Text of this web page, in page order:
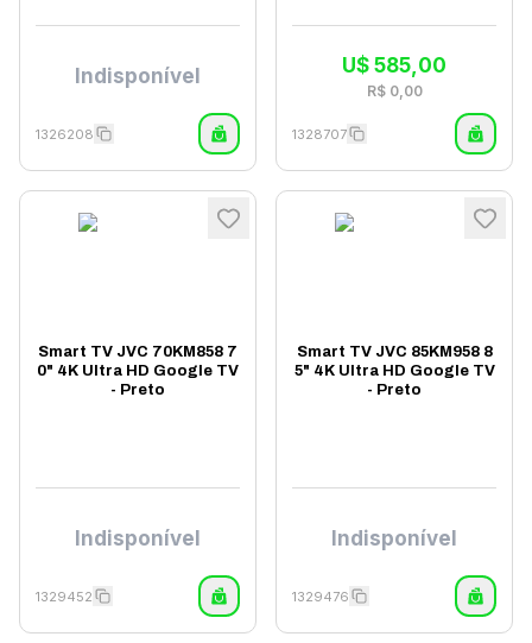
Indisponível
1326208
U$ 585,00
R$ 0,00
1328707
Smart TV JVC 70KM858 7
0" 4K Ultra HD Google TV
- Preto
Indisponível
1329452
Smart TV JVC 85KM958 8
5" 4K Ultra HD Google TV
- Preto
Indisponível
1329476